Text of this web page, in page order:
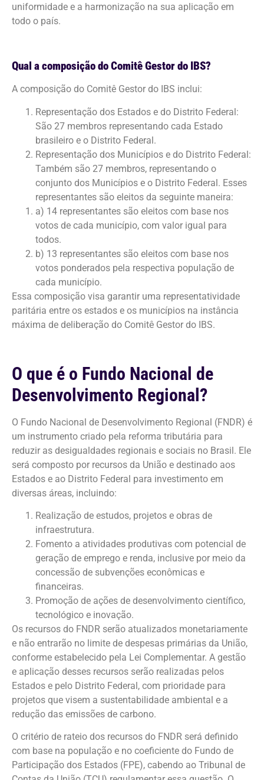
uniformidade e a harmonização na sua aplicação em
todo o país.
Qual a composição do Comitê Gestor do IBS?
A composição do Comitê Gestor do IBS inclui:
Representação dos Estados e do Distrito Federal:
São 27 membros representando cada Estado
brasileiro e o Distrito Federal.
Representação dos Municípios e do Distrito Federal:
Também são 27 membros, representando o
conjunto dos Municípios e o Distrito Federal. Esses
representantes são eleitos da seguinte maneira:
a) 14 representantes são eleitos com base nos
votos de cada município, com valor igual para
todos.
b) 13 representantes são eleitos com base nos
votos ponderados pela respectiva população de
cada município.
Essa composição visa garantir uma representatividade
paritária entre os estados e os municípios na instância
máxima de deliberação do Comitê Gestor do IBS.
O que é o Fundo Nacional de
Desenvolvimento Regional?
O Fundo Nacional de Desenvolvimento Regional (FNDR) é
um instrumento criado pela reforma tributária para
reduzir as desigualdades regionais e sociais no Brasil. Ele
será composto por recursos da União e destinado aos
Estados e ao Distrito Federal para investimento em
diversas áreas, incluindo:
Realização de estudos, projetos e obras de
infraestrutura.
Fomento a atividades produtivas com potencial de
geração de emprego e renda, inclusive por meio da
concessão de subvenções econômicas e
financeiras.
Promoção de ações de desenvolvimento científico,
tecnológico e inovação.
Os recursos do FNDR serão atualizados monetariamente
e não entrarão no limite de despesas primárias da União,
conforme estabelecido pela Lei Complementar. A gestão
e aplicação desses recursos serão realizadas pelos
Estados e pelo Distrito Federal, com prioridade para
projetos que visem a sustentabilidade ambiental e a
redução das emissões de carbono.
O critério de rateio dos recursos do FNDR será definido
com base na população e no coeficiente do Fundo de
Participação dos Estados (FPE), cabendo ao Tribunal de